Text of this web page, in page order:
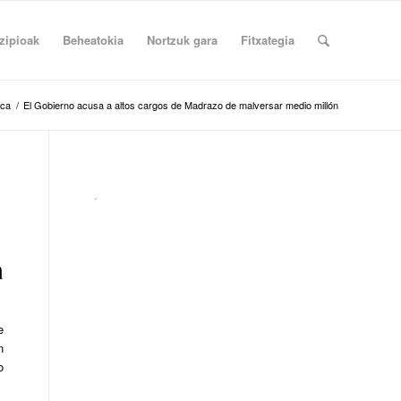
Beheatokia Nortzuk gara Fitxategia
/ El Gobierno acusa a altos cargos de Madrazo de malversar medio millón
.